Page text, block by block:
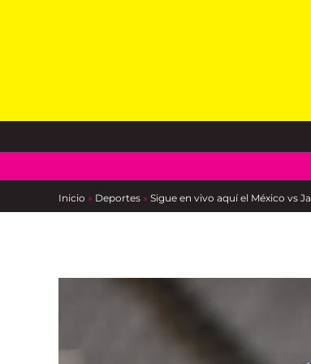
Inicio » Deportes » Sigue en vivo aquí el México vs